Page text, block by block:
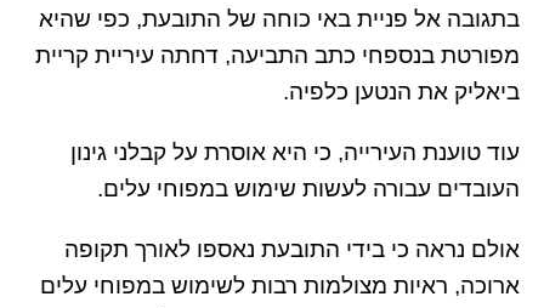
בתגובה אל פניית באי כוחה של התובעת, כפי שהיא
מפורטת בנספחי כתב התביעה, דחתה עיריית קריית
ביאליק את הנטען כלפיה.
עוד טוענת העירייה, כי היא אוסרת על קבלני גינון
העובדים עבורה לעשות שימוש במפוחי עלים.
אולם נראה כי בידי התובעת נאספו לאורך תקופה
ארוכה, ראיות מצולמות רבות לשימוש במפוחי עלים